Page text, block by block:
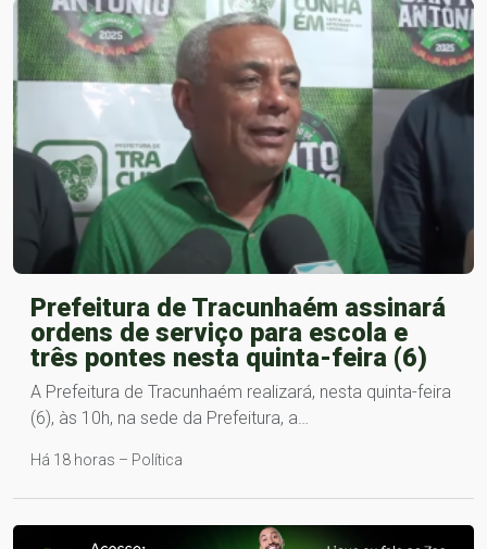
Prefeitura de Tracunhaém assinará
ordens de serviço para escola e
três pontes nesta quinta-feira (6)
A Prefeitura de Tracunhaém realizará, nesta quinta-feira
(6), às 10h, na sede da Prefeitura, a…
Há 18 horas – Política